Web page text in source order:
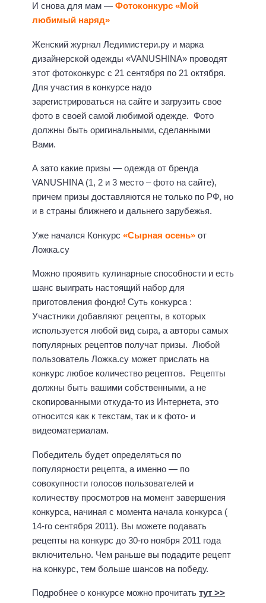
И снова для мам — Фотоконкурс «Мой
любимый наряд»
Женский журнал Ледимистери.ру и марка
дизайнерской одежды «VANUSHINA» проводят
этот фотоконкурс с 21 сентября по 21 октября.
Для участия в конкурсе надо
зарегистрироваться на сайте и загрузить свое
фото в своей самой любимой одежде. Фото
должны быть оригинальными, сделанными
Вами.
А зато какие призы — одежда от бренда
VANUSHINA (1, 2 и 3 место – фото на сайте),
причем призы доставляются не только по РФ, но
и в страны ближнего и дальнего зарубежья.
Уже начался Конкурс «Сырная осень» от
Ложка.cу
Можно проявить кулинарные способности и есть
шанс выиграть настоящий набор для
приготовления фондю! Суть конкурса :
Участники добавляют рецепты, в которых
используется любой вид сыра, а авторы самых
популярных рецептов получат призы. Любой
пользователь Ложка.су может прислать на
конкурс любое количество рецептов. Рецепты
должны быть вашими собственными, а не
скопированными откуда-то из Интернета, это
относится как к текстам, так и к фото- и
видеоматериалам.
Победитель будет определяться по
популярности рецепта, а именно — по
совокупности голосов пользователей и
количеству просмотров на момент завершения
конкурса, начиная с момента начала конкурса (
14-го сентября 2011). Вы можете подавать
рецепты на конкурс до 30-го ноября 2011 года
включительно. Чем раньше вы подадите рецепт
на конкурс, тем больше шансов на победу.
Подробнее о конкурсе можно прочитать тут >>